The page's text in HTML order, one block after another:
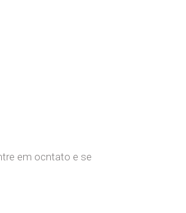
em ocntato e se